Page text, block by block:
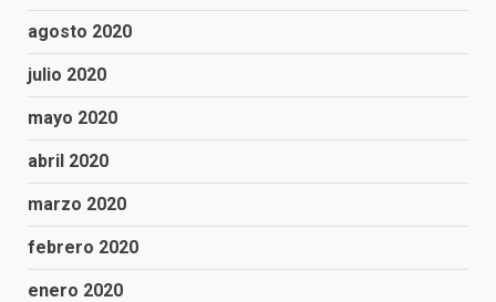
agosto 2020
julio 2020
mayo 2020
abril 2020
marzo 2020
febrero 2020
enero 2020